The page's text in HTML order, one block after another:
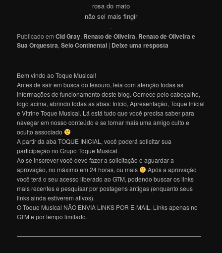
rosa do mato
não sei mais fingir
.
Publicado em Cid Gray, Renato de Oliveira, Renato de Oliveira e
Sua Orquestra,Selo Continental | Deixe uma resposta
Bem vindo ao Toque Musical!
Antes de sair em busca do tesouro, leia com atenção todas as
informações de funcionamento deste blog. Comece pelo cabeçalho,
logo acima, abrindo todas as abas: Início, Apresentação, Toque Inicial
e Vitrine Toque Musical. Lá está tudo que você precisa saber para
navegar em nosso conteúdo e se tornar mais uma amigo culto e
oculto associado
A partir da aba TOQUE INICIAL, você poderá solicitar sua
participação no Grupo Toque Musical.
Ao se inscrever você deve fazer a solicitação e aguardar a
aprovação, no máximo em 24 horas, ou mais
Após a aprovação
você terá o seu acesso liberado ao GTM, podendo buscar os links
mais recentes e pesquisar por postagens antigas (enquanto seus
links ainda estiverem ativos).
O Toque Musical NÃO ENVIA LINKS POR E-MAIL. Links apenas no
GTM e por tempo limitado.
———————————————————————————————